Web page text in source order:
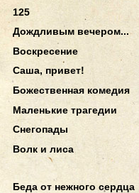
125
Дождливым вечером...
Воскресение
Саша, привет!
Божественная комедия
Маленькие трагедии
Снегопады
Волк и лиса
Беда от нежного сердца